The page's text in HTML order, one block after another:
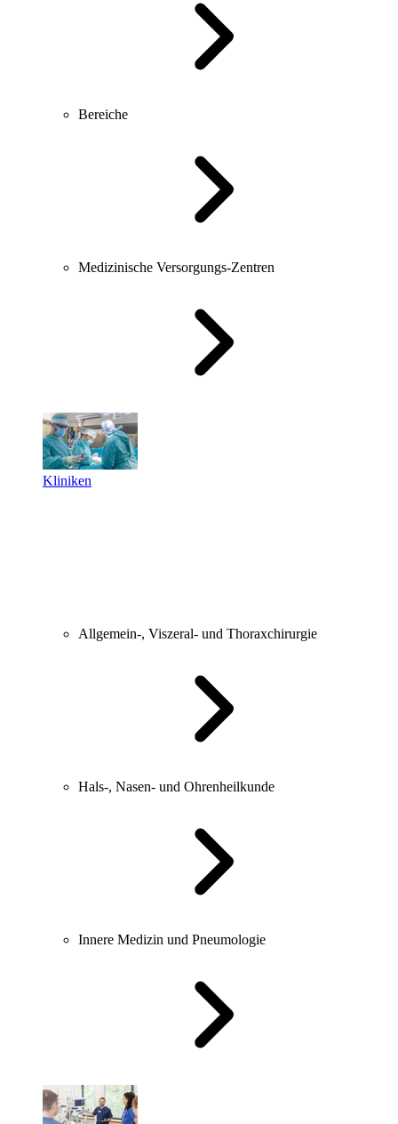
Bereiche
Medizinische Versorgungs-Zentren
Kliniken
Allgemein-, Viszeral- und Thoraxchirurgie
Hals-, Nasen- und Ohrenheilkunde
Innere Medizin und Pneumologie